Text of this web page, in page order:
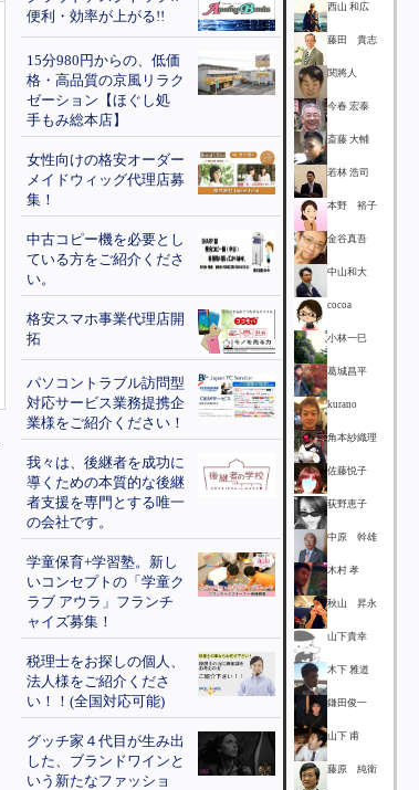
便利・効率が上がる!!
15分980円からの、低価
格・高品質の京風リラク
ゼーション【ほぐし処
手もみ総本店】
女性向けの格安オーダー
メイドウィッグ代理店募
集！
中古コピー機を必要とし
ている方をご紹介くださ
い。
格安スマホ事業代理店開
拓
パソコントラブル訪問型
対応サービス業務提携企
業様をご紹介ください！
我々は、後継者を成功に
導くための本質的な後継
者支援を専門とする唯一
の会社です。
学童保育+学習塾。新し
いコンセプトの「学童ク
ラブ アウラ」フランチ
ャイズ募集！
税理士をお探しの個人、
法人様をご紹介くださ
い！！(全国対応可能)
グッチ家４代目が生み出
した、ブランドワインと
いう新たなファッショ
西山 和広
藤田 貴志
関將人
今春 宏泰
斎藤 大輔
若林 浩司
本野 裕子
金谷真吾
中山和大
cocoa
小林一巳
葛城昌平
kurano
角本紗織理
佐藤悦子
荻野恵子
中原 幹雄
木村 孝
秋山 昇永
山下貴幸
木下 雅道
鎌田俊一
山下 甫
藤原 純衛